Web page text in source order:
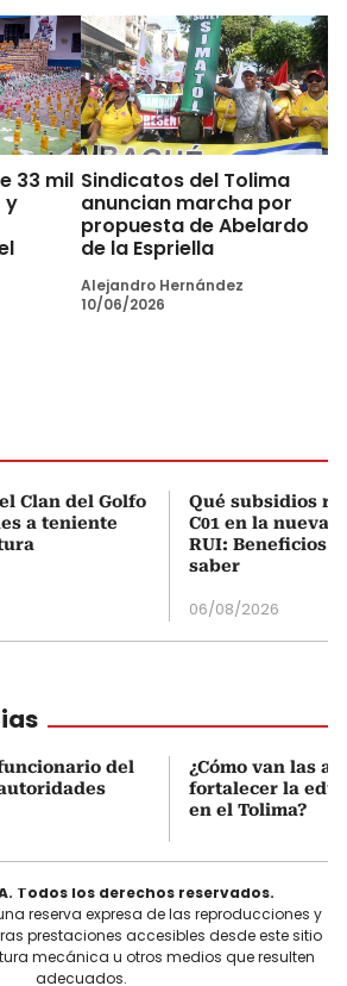
33 mil
y
Sindicatos del Tolima
anuncian marcha por
propuesta de Abelardo
de la Espriella
Alejandro Hernández
10/06/2026
Clan del Golfo
a teniente
Qué subsidios
C01 en la nueva
RUI: Beneficios
saber
06/08/2026
del
¿Cómo van las
fortalecer la
en el Tolima?
Todos los derechos reservados.
reserva expresa de las reproducciones y
prestaciones accesibles desde este sitio
mecánica u otros medios que resulten
adecuados.